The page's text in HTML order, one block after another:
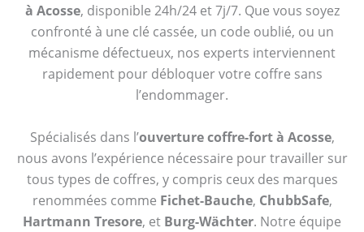
à Acosse, disponible 24h/24 et 7j/7. Que vous soyez
confronté à une clé cassée, un code oublié, ou un
mécanisme défectueux, nos experts interviennent
rapidement pour débloquer votre coffre sans
l’endommager.
Spécialisés dans l’ouverture coffre-fort à Acosse,
nous avons l’expérience nécessaire pour travailler sur
tous types de coffres, y compris ceux des marques
renommées comme Fichet-Bauche, ChubbSafe,
Hartmann Tresore, et Burg-Wächter. Notre équipe